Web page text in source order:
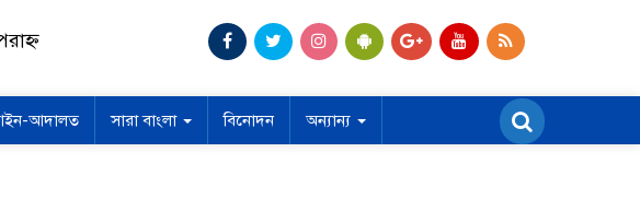
আদালত সারা বাংলা বিনোদন অন্যান্য